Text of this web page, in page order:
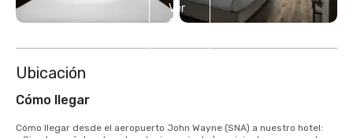
Ver
14
Ubicación
Cómo llegar
Cómo llegar desde el aeropuerto John Wayne (SNA) a nuestro hotel: